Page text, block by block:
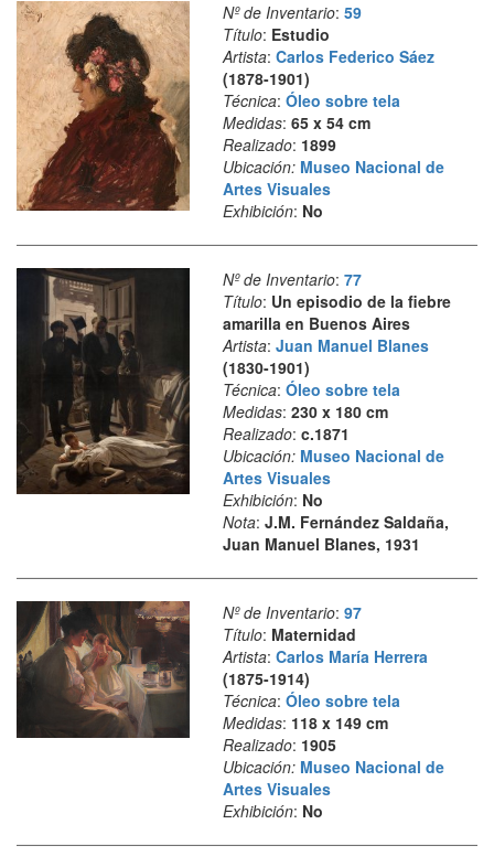
Nº de Inventario: 59
Título: Estudio
Artista: Carlos Federico Sáez
(1878-1901)
Técnica: Óleo sobre tela
Medidas: 65 x 54 cm
Realizado: 1899
Ubicación: Museo Nacional de
Artes Visuales
Exhibición: No
Nº de Inventario: 77
Título: Un episodio de la fiebre
amarilla en Buenos Aires
Artista: Juan Manuel Blanes
(1830-1901)
Técnica: Óleo sobre tela
Medidas: 230 x 180 cm
Realizado: c.1871
Ubicación: Museo Nacional de
Artes Visuales
Exhibición: No
Nota: J.M. Fernández Saldaña,
Juan Manuel Blanes, 1931
Nº de Inventario: 97
Título: Maternidad
Artista: Carlos María Herrera
(1875-1914)
Técnica: Óleo sobre tela
Medidas: 118 x 149 cm
Realizado: 1905
Ubicación: Museo Nacional de
Artes Visuales
Exhibición: No